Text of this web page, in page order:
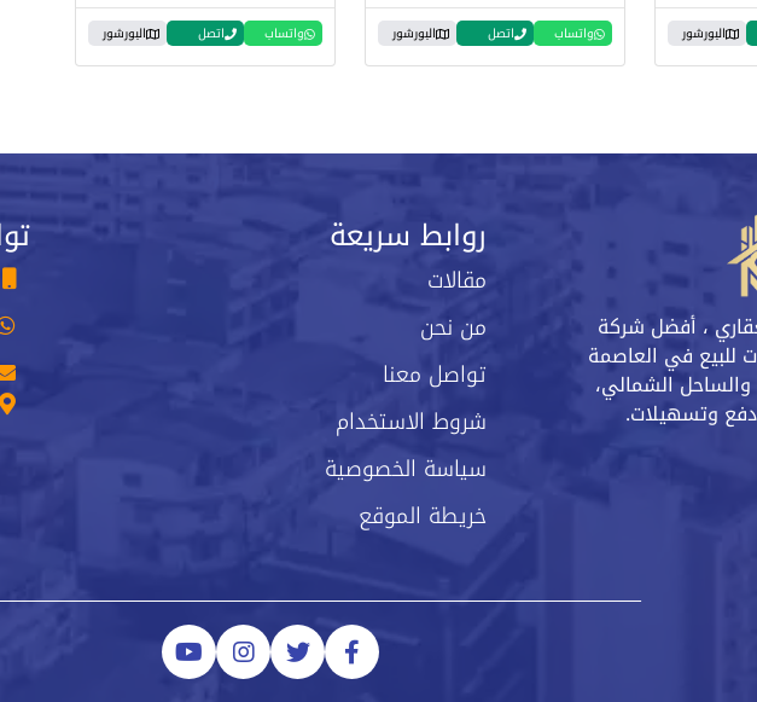
البورشور واتساب اتصل البورشور واتساب اتصل البورشور
، أفضل شركة
للبيع في العاصمة
والساحل الشمالي،
وتسهيلات.
روابط سريعة
مقالات
من نحن
تواصل معنا
شروط الاستخدام
سياسة الخصوصية
خريطة الموقع